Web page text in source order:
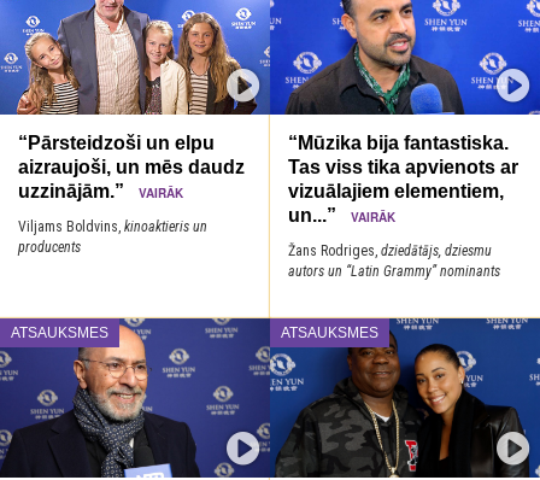
“Pārsteidzoši un elpu
aizraujoši, un mēs daudz
uzzinājām.”
VAIRĀK
Viljams Boldvins, kinoaktieris un
producents
“Mūzika bija fantastiska.
Tas viss tika apvienots ar
vizuālajiem elementiem,
un...”VAIRĀK
Žans Rodriges,dziedātājs, dziesmu
autors un “Latin Grammy” nominants
ATSAUKSMES ATSAUKSMES